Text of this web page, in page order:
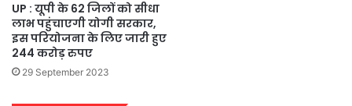
UP : यूपी के 62 जिलों को सीधा
लाभ पहुंचाएगी योगी सरकार,
इस परियोजना के लिए जारी हुए
244 करोड़ रुपए
29 September 2023